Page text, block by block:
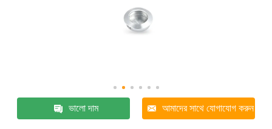
ভালো দাম আমাদের সাথে যোগাযোগ করুন